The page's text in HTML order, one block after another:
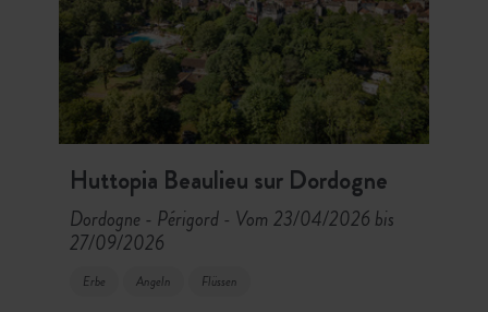
Huttopia Beaulieu sur Dordogne
Dordogne - Périgord - Vom 23/04/2026 bis
27/09/2026
Erbe Angeln Flüssen